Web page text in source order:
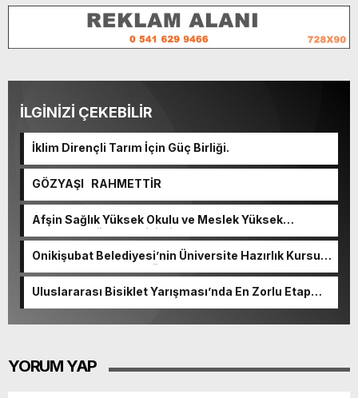
İLGİNİZİ ÇEKEBİLİR
İklim Dirençli Tarım İçin Güç Birliği.
GÖZYAŞI RAHMETTİR
Afşin Sağlık Yüksek Okulu ve Meslek Yüksek
Okulunda görev değişimi!
Onikişubat Belediyesi’nin Üniversite Hazırlık Kursu
başvurularında son gün 7 Ağustos.
Uluslararası Bisiklet Yarışması’nda En Zorlu Etap
YORUM YAP